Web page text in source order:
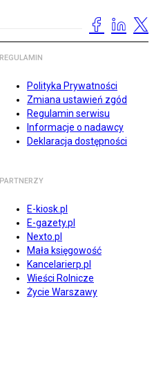
REGULAMIN
Polityka Prywatności
Zmiana ustawień zgód
Regulamin serwisu
Informacje o nadawcy
Deklaracja dostępności
PARTNERZY
E-kiosk.pl
E-gazety.pl
Nexto.pl
Mała księgowość
Kancelarierp.pl
Wieści Rolnicze
Życie Warszawy